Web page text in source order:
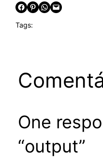
Share on Facebook Share on Pinterest Share on WhatsApp Email this Page
Tags:
One
“output”